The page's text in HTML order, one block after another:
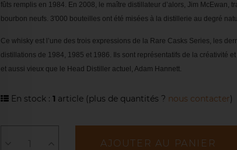
fûts remplis en 1984. En 2008, le maître distillateur d’alors, Jim McEwan,
bourbon neufs. 3'000 bouteilles ont été misées à la distillerie au degré
Ce whisky est l’une des trois expressions de la Rare Casks Series, les
distillations de 1984, 1985 et 1986. Ils sont représentatifs de la créativité
et aussi vieux que le Head Distiller actuel, Adam Hannett.
En stock : 1 article (plus de quantités ? nous contacter)
AJOUTER AU PANIER